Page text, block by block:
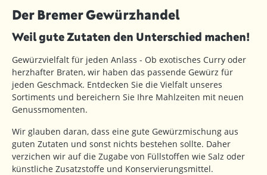
Der Bremer Gewürzhandel
Weil gute Zutaten den Unterschied machen!
Gewürzvielfalt für jeden Anlass - Ob exotisches Curry oder
herzhafter Braten, wir haben das passende Gewürz für
jeden Geschmack. Entdecken Sie die Vielfalt unseres
Sortiments und bereichern Sie Ihre Mahlzeiten mit neuen
Genussmomenten.
Wir glauben daran, dass eine gute Gewürzmischung aus
guten Zutaten und sonst nichts bestehen sollte. Daher
verzichen wir auf die Zugabe von Füllstoffen wie Salz oder
künstliche Zusatzstoffe und Konservierungsmittel.